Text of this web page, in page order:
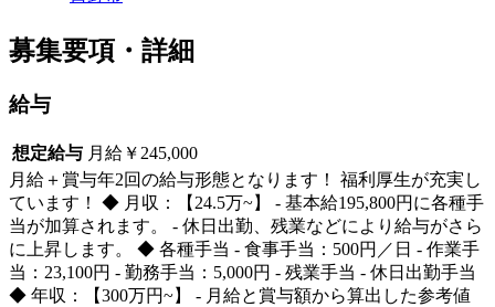
募集要項・詳細
給与
想定給与 月給￥245,000
月給＋賞与年2回の給与形態となります！ 福利厚生が充実し
ています！ ◆ 月収：【24.5万~】 - 基本給195,800円に各種手
当が加算されます。 - 休日出勤、残業などにより給与がさら
に上昇します。 ◆ 各種手当 - 食事手当：500円／日 - 作業手
当：23,100円 - 勤務手当：5,000円 - 残業手当 - 休日出勤手当
◆ 年収：【300万円~】 - 月給と賞与額から算出した参考値